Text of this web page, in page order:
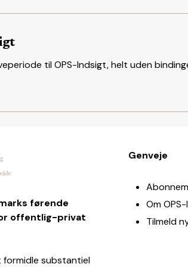
til OPS-Indsigt, helt uden
førende
offentlig-privat
formidle substantiel
Genveje
Om
Tilmeld